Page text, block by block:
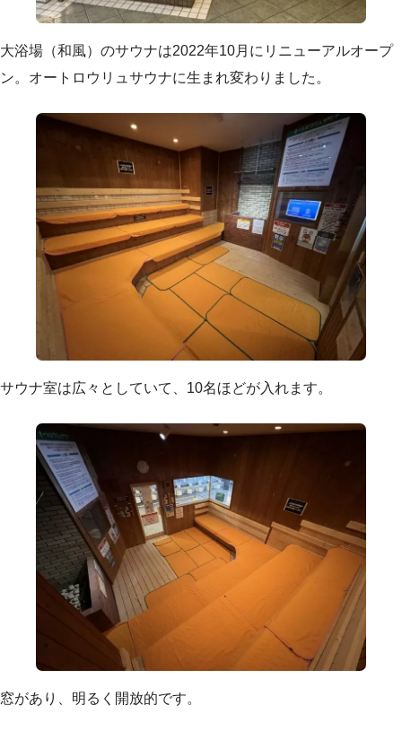
大浴場（和風）のサウナは2022年10月にリニューアルオープ
ン。オートロウリュサウナに生まれ変わりました。
サウナ室は広々としていて、10名ほどが入れます。
窓があり、明るく開放的です。